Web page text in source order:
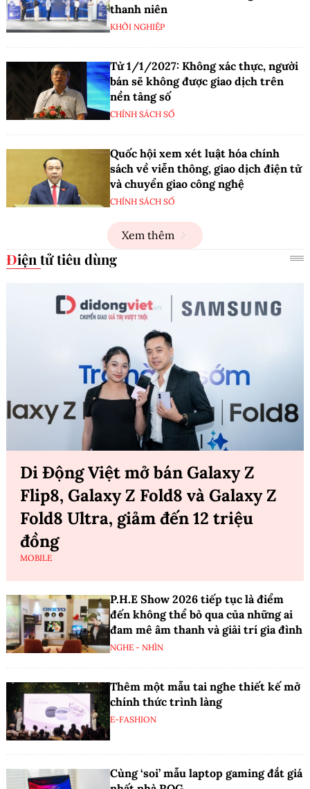
thanh niên
KHỞI NGHIỆP
Từ 1/1/2027: Không xác thực, người
bán sẽ không được giao dịch trên
nền tảng số
CHÍNH SÁCH SỐ
Quốc hội xem xét luật hóa chính
sách về viễn thông, giao dịch điện tử
và chuyển giao công nghệ
CHÍNH SÁCH SỐ
Xem thêm
Điện tử tiêu dùng
Di Động Việt mở bán Galaxy Z
Flip8, Galaxy Z Fold8 và Galaxy Z
Fold8 Ultra, giảm đến 12 triệu
đồng
MOBILE
P.H.E Show 2026 tiếp tục là điểm
đến không thể bỏ qua của những ai
đam mê âm thanh và giải trí gia đình
NGHE - NHÌN
Thêm một mẫu tai nghe thiết kế mở
chính thức trình làng
E-FASHION
Cùng ‘soi’ mẫu laptop gaming đắt giá